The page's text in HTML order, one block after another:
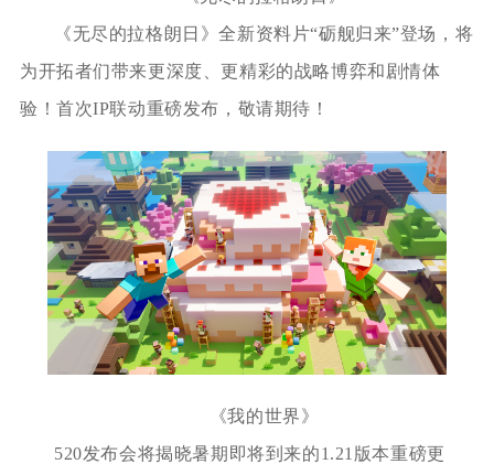
《无尽的拉格朗日》全新资料片“砺舰归来”登场，将
为开拓者们带来更深度、更精彩的战略博弈和剧情体
验！首次IP联动重磅发布，敬请期待！
《我的世界》
520发布会将揭晓暑期即将到来的1.21版本重磅更